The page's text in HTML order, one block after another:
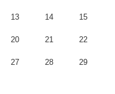
13 14 15
20 21 22
27 28 29